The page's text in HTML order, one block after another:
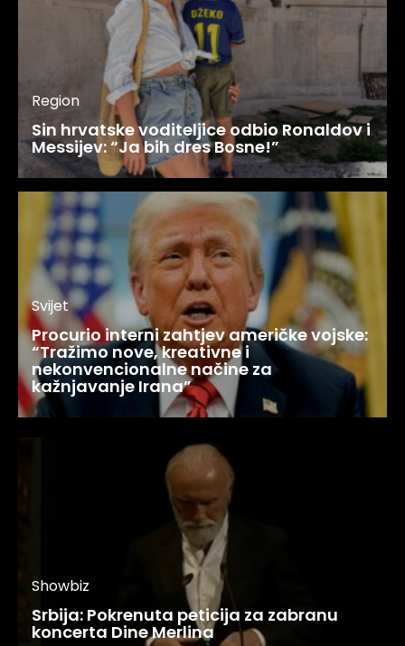
Region
Sin hrvatske voditeljice odbio Ronaldov i
Messijev: “Ja bih dres Bosne!”
Svijet
Procurio interni zahtjev američke vojske:
“Tražimo nove, kreativne i
nekonvencionalne načine za
kažnjavanje Irana”
Showbiz
Srbija: Pokrenuta peticija za zabranu
koncerta Dine Merlina